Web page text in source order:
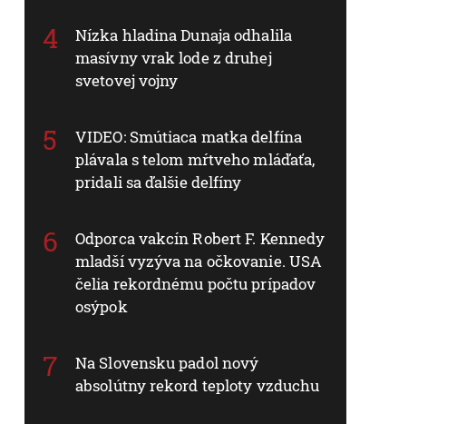
Nízka hladina Dunaja odhalila
masívny vrak lode z druhej
svetovej vojny
VIDEO: Smútiaca matka delfína
plávala s telom mŕtveho mláďaťa,
pridali sa ďalšie delfíny
Odporca vakcín Robert F. Kennedy
mladší vyzýva na očkovanie. USA
čelia rekordnému počtu prípadov
osýpok
Na Slovensku padol nový
absolútny rekord teploty vzduchu